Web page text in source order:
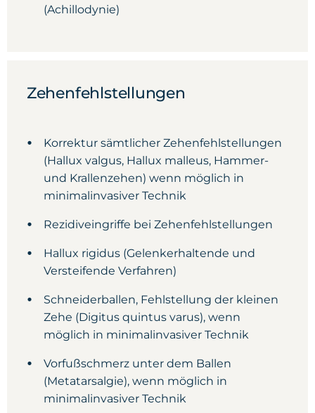
(Achillodynie)
Zehenfehlstellungen
Korrektur sämtlicher Zehenfehlstellungen
(Hallux valgus, Hallux malleus, Hammer-
und Krallenzehen) wenn möglich in
minimalinvasiver Technik
Rezidiveingriffe bei Zehenfehlstellungen
Hallux rigidus (Gelenkerhaltende und
Versteifende Verfahren)
Schneiderballen, Fehlstellung der kleinen
Zehe (Digitus quintus varus), wenn
möglich in minimalinvasiver Technik
Vorfußschmerz unter dem Ballen
(Metatarsalgie), wenn möglich in
minimalinvasiver Technik